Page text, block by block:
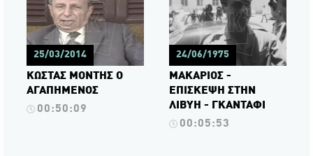
25/03/2014
ΚΩΣΤΑΣ ΜΟΝΤΗΣ Ο
ΑΓΑΠΗΜΕΝΟΣ
00:50:09
24/06/1975
ΜΑΚΑΡΙΟΣ -
ΕΠΙΣΚΕΨΗ ΣΤΗΝ
ΛΙΒΥΗ - ΓΚΑΝΤΑΦΙ
00:05:53